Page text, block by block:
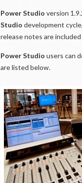
Power Studio version
Studio development
release notes are
Power Studio users can
are listed below.